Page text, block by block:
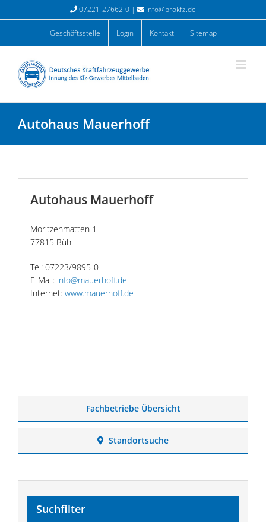
Inhalt
07221-27662-0 | info@prokfz.de
Geschäftsstelle Login Kontakt Sitemap
Autohaus Mauerhoff
Autohaus Mauerhoff
Moritzenmatten 1
77815 Bühl
Tel: 07223/9895-0
E-Mail: info@mauerhoff.de
Internet: www.mauerhoff.de
Fachbetriebe Übersicht
Standortsuche
Suchfilter